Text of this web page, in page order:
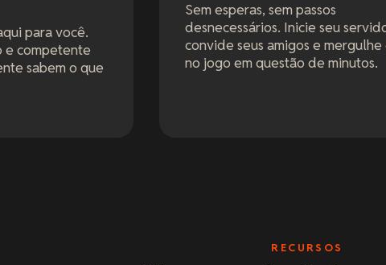
para você.
e competente
sabem o que
Sem esperas, sem passos
desnecessários. Inicie seu
convide seus amigos e
no jogo em questão de minutos.
RECURSOS